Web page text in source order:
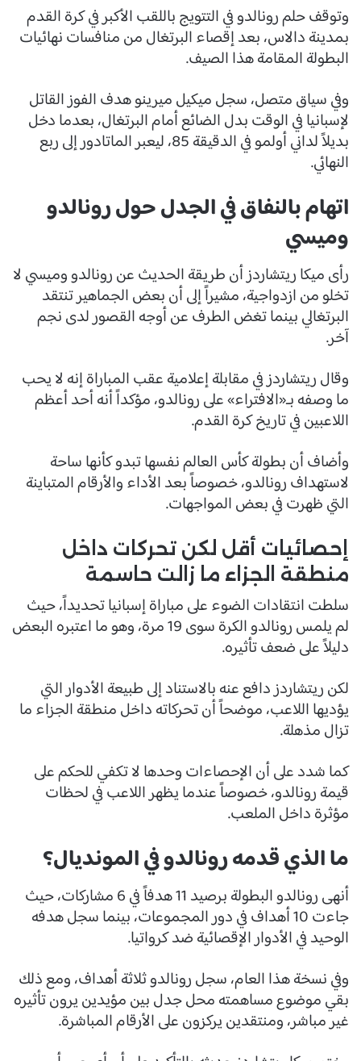
وتوقف حلم رونالدو في التتويج باللقب الأكبر في كرة القدم
بمدينة دالاس، بعد إقصاء البرتغال من منافسات نهائيات
البطولة المقامة هذا الصيف.
وفي سياق متصل، سجل ميكيل ميرينو هدف الفوز القاتل
لإسبانيا في الوقت بدل الضائع أمام البرتغال، بعدما دخل
بديلاً لداني أولمو في الدقيقة 85، ليعبر الماتادور إلى ربع
النهائي.
اتهام بالنفاق في الجدل حول رونالدو
وميسي
رأى ميكا ريتشاردز أن طريقة الحديث عن رونالدو وميسي لا
تخلو من ازدواجية، مشيراً إلى أن بعض الجماهير تنتقد
البرتغالي بينما تغض الطرف عن أوجه القصور لدى نجم
آخر.
وقال ريتشاردز في مقابلة إعلامية عقب المباراة إنه لا يحب
ما وصفه بـ«الافتراء» على رونالدو، مؤكداً أنه أحد أعظم
اللاعبين في تاريخ كرة القدم.
وأضاف أن بطولة كأس العالم نفسها تبدو كأنها ساحة
لاستهداف رونالدو، خصوصاً بعد الأداء والأرقام المتباينة
التي ظهرت في بعض المواجهات.
إحصائيات أقل لكن تحركات داخل
منطقة الجزاء ما زالت حاسمة
سلطت انتقادات الضوء على مباراة إسبانيا تحديداً، حيث
لم يلمس رونالدو الكرة سوى 19 مرة، وهو ما اعتبره البعض
دليلاً على ضعف تأثيره.
لكن ريتشاردز دافع عنه بالاستناد إلى طبيعة الأدوار التي
يؤديها اللاعب، موضحاً أن تحركاته داخل منطقة الجزاء ما
تزال مذهلة.
كما شدد على أن الإحصاءات وحدها لا تكفي للحكم على
قيمة رونالدو، خصوصاً عندما يظهر اللاعب في لحظات
مؤثرة داخل الملعب.
ما الذي قدمه رونالدو في المونديال؟
أنهى رونالدو البطولة برصيد 11 هدفاً في 6 مشاركات، حيث
جاءت 10 أهداف في دور المجموعات، بينما سجل هدفه
الوحيد في الأدوار الإقصائية ضد كرواتيا.
وفي نسخة هذا العام، سجل رونالدو ثلاثة أهداف، ومع ذلك
بقي موضوع مساهمته محل جدل بين مؤيدين يرون تأثيره
غير مباشر، ومنتقدين يركزون على الأرقام المباشرة.